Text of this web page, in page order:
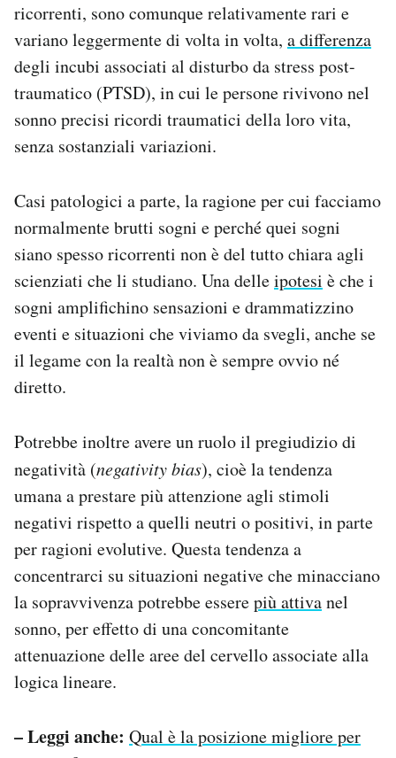
ricorrenti, sono comunque relativamente rari e
variano leggermente di volta in volta, a differenza
degli incubi associati al disturbo da stress post-
traumatico (PTSD), in cui le persone rivivono nel
sonno precisi ricordi traumatici della loro vita,
senza sostanziali variazioni.
Casi patologici a parte, la ragione per cui facciamo
normalmente brutti sogni e perché quei sogni
siano spesso ricorrenti non è del tutto chiara agli
scienziati che li studiano. Una delleipotesi è che i
sogni amplifichino sensazioni e drammatizzino
eventi e situazioni che viviamo da svegli, anche se
il legame con la realtà non è sempre ovvio né
diretto.
Potrebbe inoltre avere un ruolo il pregiudizio di
negatività (negativity bias), cioè la tendenza
umana a prestare più attenzione agli stimoli
negativi rispetto a quelli neutri o positivi, in parte
per ragioni evolutive. Questa tendenza a
concentrarci su situazioni negative che minacciano
la sopravvivenza potrebbe esserepiù attivanel
sonno, per effetto di una concomitante
attenuazione delle aree del cervello associate alla
logica lineare.
– Leggi anche: Qual è la posizione migliore per